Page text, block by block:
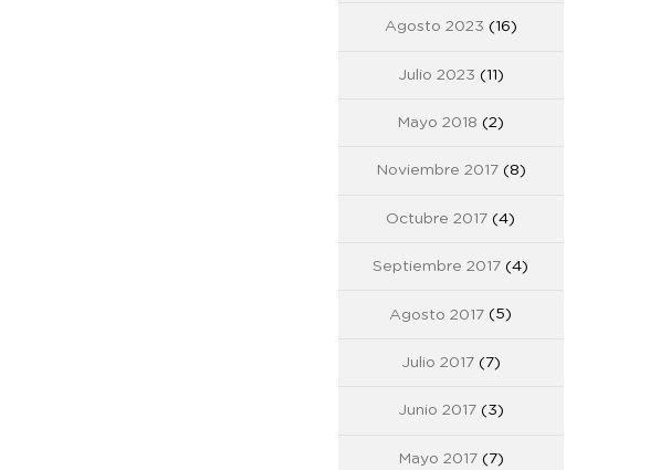
Agosto 2023 (16)
Julio 2023 (11)
Mayo 2018 (2)
Noviembre 2017(8)
Octubre 2017 (4)
Septiembre 2017 (4)
Agosto 2017 (5)
Julio 2017(7)
Junio 2017(3)
Mayo 2017(7)